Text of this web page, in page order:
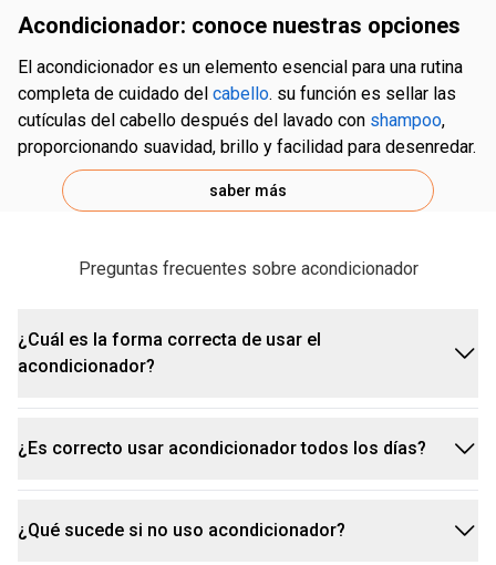
acondicionador: conoce nuestras opciones
el acondicionador es un elemento esencial para una rutina
completa de cuidado del cabello. su función es sellar las
cutículas del cabello después del lavado con shampoo,
proporcionando suavidad, brillo y facilidad para desenredar.
saber más
Preguntas frecuentes sobre acondicionador
¿Cuál es la forma correcta de usar el
acondicionador?
Después de lavar el cabello con elshampoode tu
preferencia, retira el exceso de agua con las manos
puntas, evitando la raíz. Deja actuar durante algunos
¿Es correcto usar acondicionador todos los días?
Esta necesidad varía según el tipo de cabello y
¿Qué sucede si no uso acondicionador?